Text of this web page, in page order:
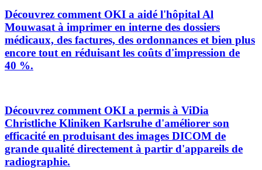
Découvrez comment OKI a aidé l'hôpital Al
Mouwasat à imprimer en interne des dossiers
médicaux, des factures, des ordonnances et bien plus
encore tout en réduisant les coûts d'impression de
40 %.
Découvrez comment OKI a permis à ViDia
Christliche Kliniken Karlsruhe d'améliorer son
efficacité en produisant des images DICOM de
grande qualité directement à partir d'appareils de
radiographie.